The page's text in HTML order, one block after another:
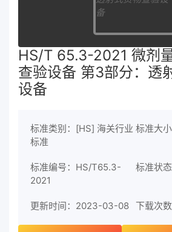
HS/T 65.3-2021 微剂
查验设备 第3部分：透
设备
标准类别：[HS] 海关行业
标准
标准大小
标准编号：HS/T65.3-
2021
标准状
更新时间：2023-03-08 下载次数